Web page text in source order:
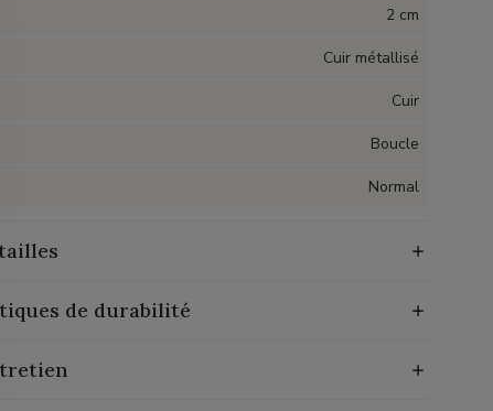
2 cm
Cuir métallisé
Cuir
Boucle
Normal
de durabilité